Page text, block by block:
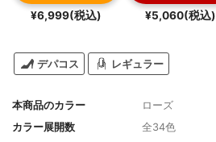
¥6,999(税込) ¥5,060(税込)
デパコス レギュラー
本商品のカラー
ローズ
カラー展開数
全34色